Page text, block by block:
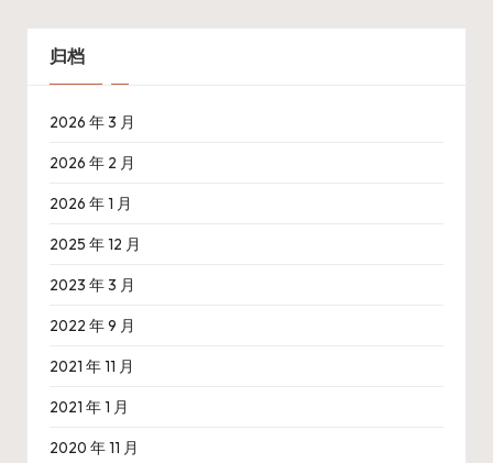
归档
2026 年 3 月
2026 年 2 月
2026 年 1 月
2025 年 12 月
2023 年 3 月
2022 年 9 月
2021 年 11 月
2021 年 1 月
2020 年 11 月